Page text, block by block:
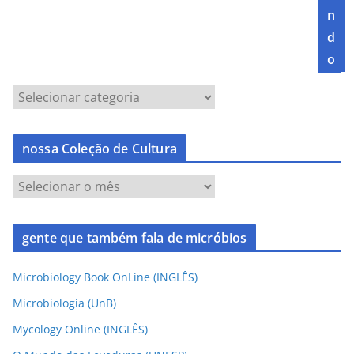
n
d
o
nossa Coleção de Cultura
gente que também fala de micróbios
Microbiology Book OnLine (INGLÊS)
Microbiologia (UnB)
Mycology Online (INGLÊS)